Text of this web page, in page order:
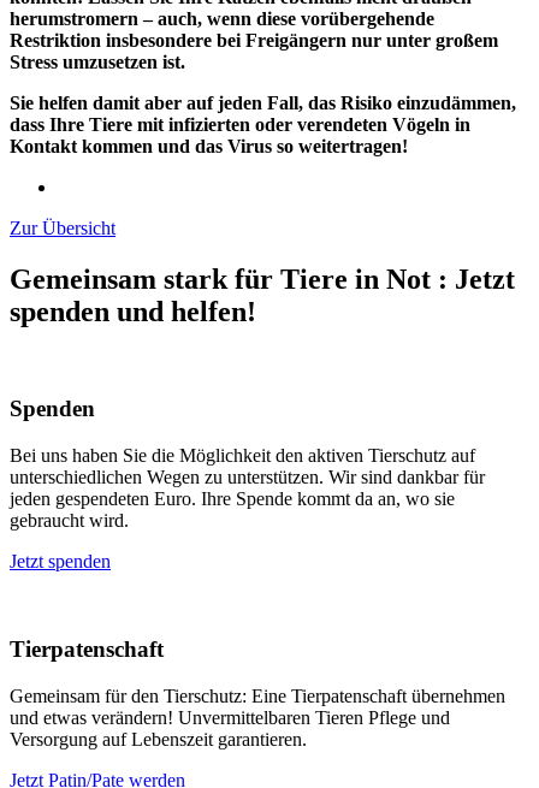
herumstromern – auch, wenn diese vorübergehende
Restriktion insbesondere bei Freigängern nur unter großem
Stress umzusetzen ist.
Sie helfen damit aber auf jeden Fall, das Risiko einzudämmen,
dass Ihre Tiere mit infizierten oder verendeten Vögeln in
Kontakt kommen und das Virus so weitertragen!
Zur Übersicht
Gemeinsam stark für Tiere in Not : Jetzt
spenden und helfen!
Spenden
Bei uns haben Sie die Möglichkeit den aktiven Tierschutz auf
unterschiedlichen Wegen zu unterstützen. Wir sind dankbar für
jeden gespendeten Euro. Ihre Spende kommt da an, wo sie
gebraucht wird.
Jetzt spenden
Tierpatenschaft
Gemeinsam für den Tierschutz: Eine Tierpatenschaft übernehmen
und etwas verändern! Unvermittelbaren Tieren Pflege und
Versorgung auf Lebenszeit garantieren.
Jetzt Patin/Pate werden